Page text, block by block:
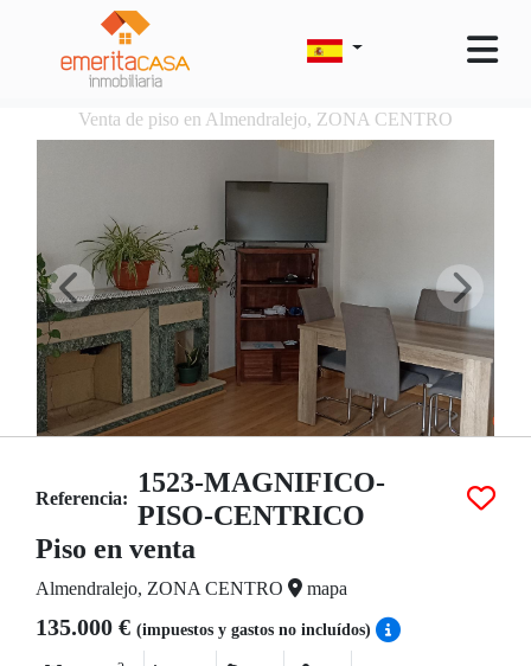
Venta de piso en Almendralejo, ZONA CENTRO
Referencia:
1523-MAGNIFICO-
PISO-CENTRICO
Piso en venta
Almendralejo, ZONA CENTRO mapa
135.000 € (impuestos y gastos no incluídos)